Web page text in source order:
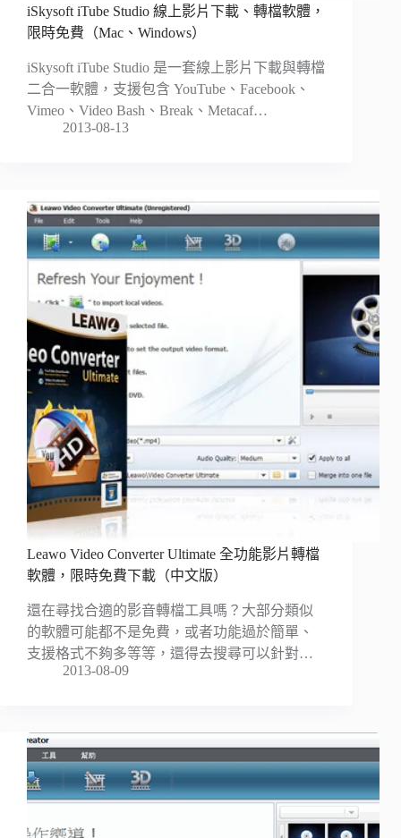
iSkysoft iTube Studio 線上影片下載、轉檔軟體，
限時免費（Mac、Windows）
iSkysoft iTube Studio 是一套線上影片下載與轉檔
二合一軟體，支援包含 YouTube、Facebook、
Vimeo、Video Bash、Break、Metacaf…
2013-08-13
Leawo Video Converter Ultimate 全功能影片轉檔
軟體，限時免費下載（中文版）
還在尋找合適的影音轉檔工具嗎？大部分類似
的軟體可能都不是免費，或者功能過於簡單、
支援格式不夠多等等，還得去搜尋可以針對…
2013-08-09